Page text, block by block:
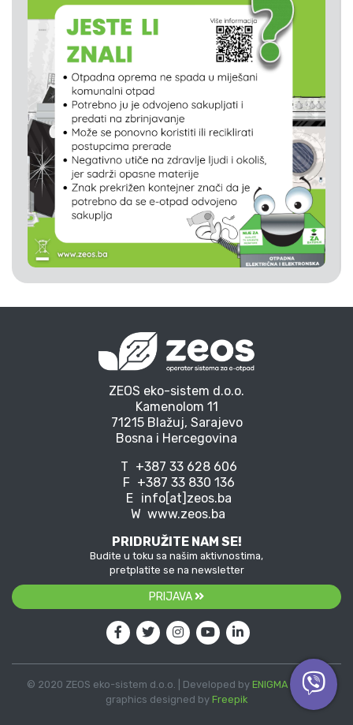
ZEOS eko-sistem d.o.o.
Kamenolom 11
71215 Blažuj, Sarajevo
Bosna i Hercegovina
T +387 33 628 606
F +387 33 830 136
E info[at]zeos.ba
W www.zeos.ba
PRIDRUŽITE NAM SE!
Budite u toku sa našim aktivnostima,
pretplatite se na newsletter
PRIJAVA
© 2020 ZEOS eko-sistem d.o.o. | Developed by ENIGMA| Vector
graphics designed by Freepik